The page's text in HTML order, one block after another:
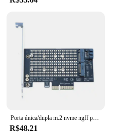
Porta única/dupla m.2 nvme ngff para pcie 4x placa adaptadora interface chave b/m suporte pci express 3.0 2230 2242 2260 2280 m.2 ssd
R$48.21